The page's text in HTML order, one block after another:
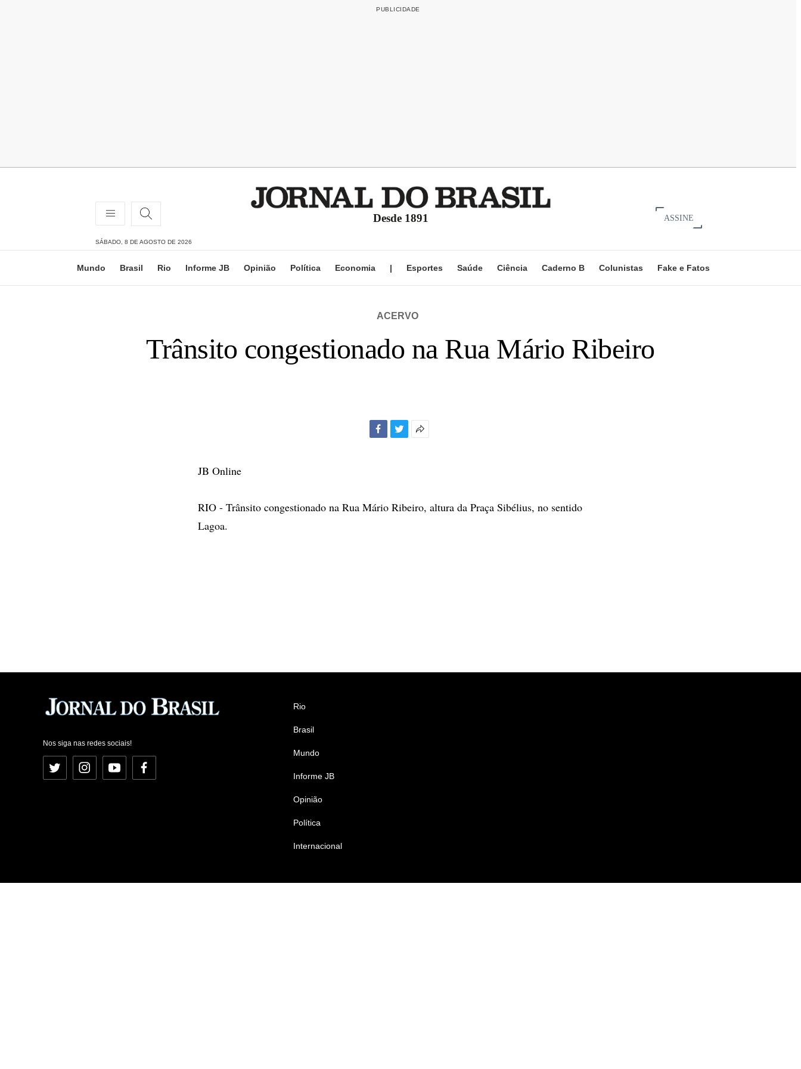
Desde 1891 ASSINE
SÁBADO, 8 DE AGOSTO DE 2026
Mundo Brasil Rio Informe JB Opinião Política Economia | Esportes Saúde Ciência Caderno B Colunistas Fake e Fatos
ACERVO
Trânsito congestionado na Rua Mário Ribeiro
JB Online
RIO - Trânsito congestionado na Rua Mário Ribeiro, altura da Praça Sibélius, no sentido
Lagoa.
Nos siga nas redes sociais!
Twitter InstagramYouTubeFacebook
Rio
Brasil
Mundo
Informe JB
Opinião
Política
Internacional